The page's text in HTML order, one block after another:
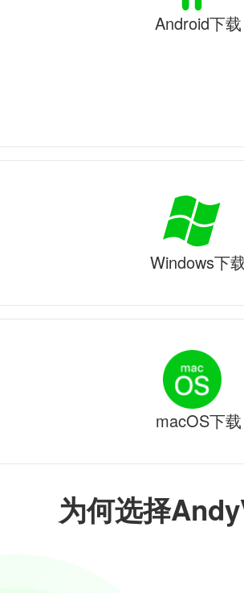
为何选择
Android下载
Windows下
macOS下载